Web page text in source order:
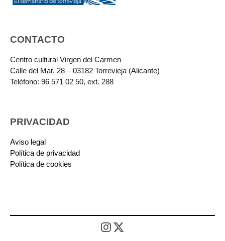
CONTACTO
Centro cultural Virgen del Carmen
Calle del Mar, 28 – 03182 Torrevieja (Alicante)
Teléfono: 96 571 02 50, ext. 288
PRIVACIDAD
Aviso legal
Política de privacidad
Política de cookies